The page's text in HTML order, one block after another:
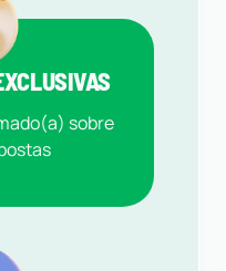
sobre